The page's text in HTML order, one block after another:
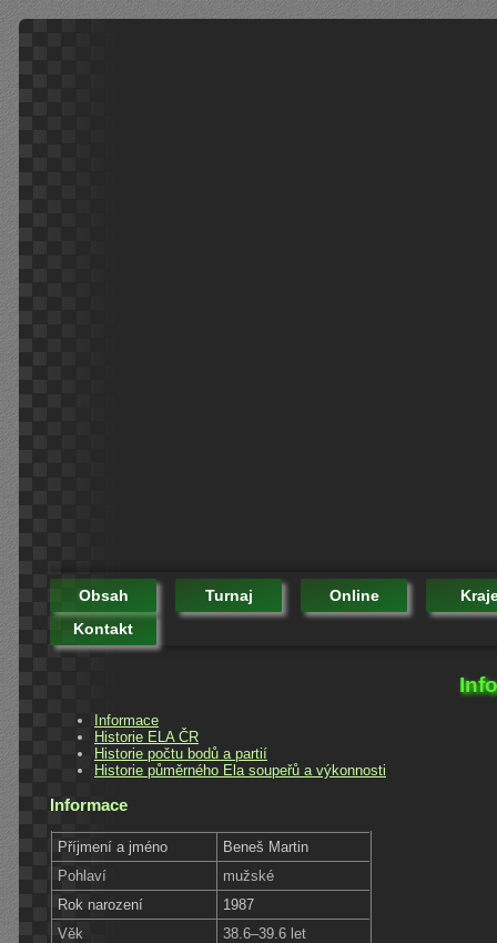
Obsah Turnaj Online
Kontakt
Informace
Historie ELA ČR
Historie počtu bodů a partií
Historie půměrného Ela soupeřů a výkonnosti
Informace
Příjmení a jméno
Beneš Martin
Pohlaví
mužské
Rok narození
1987
Věk
38.6–39.6 let